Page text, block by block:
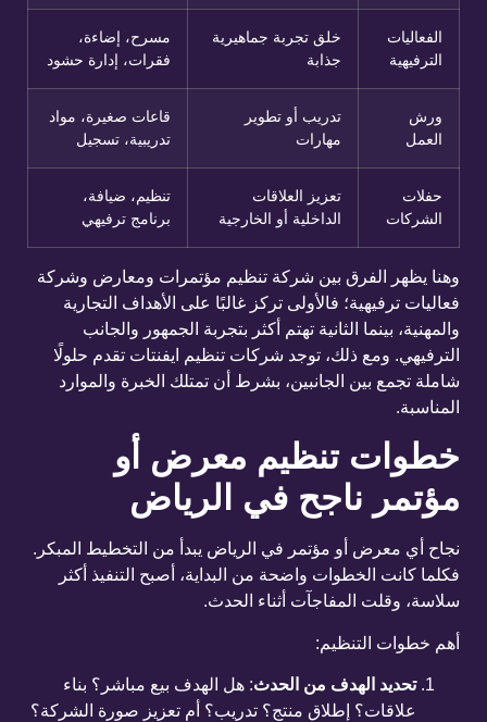
الفعاليات
الترفيهية
خلق تجربة جماهيرية
جذابة
مسرح، إضاءة،
فقرات، إدارة حشود
ورش
العمل
تدريب أو تطوير
مهارات
قاعات صغيرة، مواد
تدريبية، تسجيل
حفلات
الشركات
تعزيز العلاقات
الداخلية أو الخارجية
تنظيم، ضيافة،
برنامج ترفيهي
وهنا يظهر الفرق بين شركة تنظيم مؤتمرات ومعارض وشركة
فعاليات ترفيهية؛ فالأولى تركز غالبًا على الأهداف التجارية
والمهنية، بينما الثانية تهتم أكثر بتجربة الجمهور والجانب
الترفيهي. ومع ذلك، توجد شركات تنظيم ايفنتات تقدم حلولًا
شاملة تجمع بين الجانبين، بشرط أن تمتلك الخبرة والموارد
المناسبة.
خطوات تنظيم معرض أو
مؤتمر ناجح في الرياض
نجاح أي معرض أو مؤتمر في الرياض يبدأ من التخطيط المبكر.
فكلما كانت الخطوات واضحة من البداية، أصبح التنفيذ أكثر
سلاسة، وقلت المفاجآت أثناء الحدث.
أهم خطوات التنظيم:
تحديد الهدف من الحدث: هل الهدف بيع مباشر؟ بناء
علاقات؟ إطلاق منتج؟ تدريب؟ أم تعزيز صورة الشركة؟